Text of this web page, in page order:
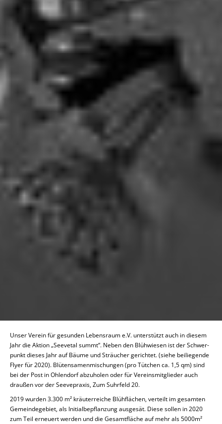
Unser Verein für ge­sun­den Le­bens­raum e.V. un­ter­stützt auch in diesem
Jahr die Aktion „See­ve­tal summt“. Neben den Blüh­wie­sen ist der Schwer­
punkt dieses Jahr auf Bäume und Sträu­cher ge­rich­tet. (siehe bei­lie­gen­de
Flyer für 2020). Blü­ten­sa­men­mi­schun­gen (pro Tütchen ca. 1,5 qm) sind
bei der Post in Oh­len­dorf ab­zu­ho­len oder für Ver­eins­mit­glie­der auch
draußen vor der See­vepra­xis, Zum Suhr­feld 20.
2019 wurden 3.300 m² kräu­ter­rei­che Blüh­flä­chen, ver­teilt im ge­sam­ten
Ge­mein­de­ge­biet, als In­iti­al­be­pflan­zung aus­ge­sät. Diese sollen in 2020
zum Teil er­neu­ert werden und die Ge­samt­flä­che auf mehr als 5000m²